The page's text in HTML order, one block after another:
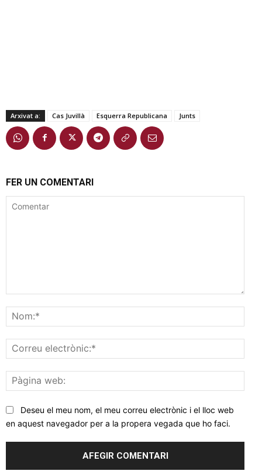
Arxivat a: Cas Juvillà Esquerra Republicana Junts
FER UN COMENTARI
web:
Deseu el meu nom, el meu correu electrònic i el lloc web
en aquest navegador per a la propera vegada que ho faci.